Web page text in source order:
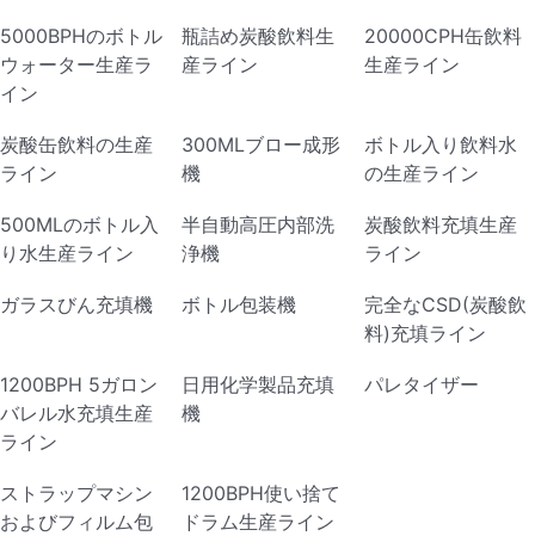
5000BPHのボトル
ウォーター生産ラ
イン
瓶詰め炭酸飲料生
産ライン
20000CPH缶飲料
生産ライン
炭酸缶飲料の生産
ライン
300MLブロー成形
機
ボトル入り飲料水
の生産ライン
500MLのボトル入
り水生産ライン
半自動高圧内部洗
浄機
炭酸飲料充填生産
ライン
ガラスびん充填機 ボトル包装機
完全なCSD(炭酸飲
料)充填ライン
1200BPH 5ガロン
バレル水充填生産
ライン
日用化学製品充填
機
パレタイザー
ストラップマシン
およびフィルム包
1200BPH使い捨て
ドラム生産ライン